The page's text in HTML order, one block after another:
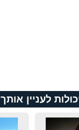
לעניין אותך